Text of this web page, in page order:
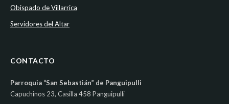
Obispado de Villarrica
Servidores del Altar
CONTACTO
Parroquia “San Sebastián” de Panguipulli
Capuchinos 23, Casilla 458 Panguipulli